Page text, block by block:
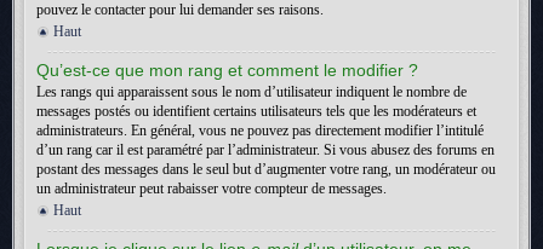
pouvez le contacter pour lui demander ses raisons.
Haut
Qu’est-ce que mon rang et comment le modifier ?
Les rangs qui apparaissent sous le nom d’utilisateur indiquent le nombre de
messages postés ou identifient certains utilisateurs tels que les modérateurs et
administrateurs. En général, vous ne pouvez pas directement modifier l’intitulé
d’un rang car il est paramétré par l’administrateur. Si vous abusez des forums en
postant des messages dans le seul but d’augmenter votre rang, un modérateur ou
un administrateur peut rabaisser votre compteur de messages.
Haut